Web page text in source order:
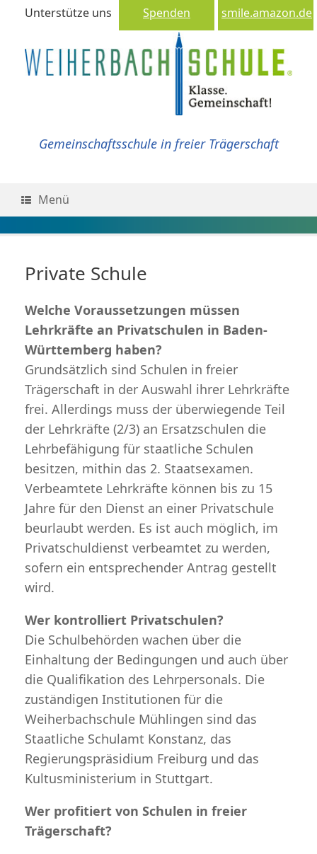
smile.amazon.de
Spenden
Unterstütze uns
Gemeinschaftsschule in freier Trägerschaft
Menü
Private Schule
Welche Voraussetzungen müssen
Lehrkräfte an Privatschulen in Baden-
Württemberg haben?
Grundsätzlich sind Schulen in freier
Trägerschaft in der Auswahl ihrer Lehrkräfte
frei. Allerdings muss der überwiegende Teil
der Lehrkräfte (2/3) an Ersatzschulen die
Lehrbefähigung für staatliche Schulen
besitzen, mithin das 2. Staatsexamen.
Verbeamtete Lehrkräfte können bis zu 15
Jahre für den Dienst an einer Privatschule
beurlaubt werden. Es ist auch möglich, im
Privatschuldienst verbeamtet zu werden,
sofern ein entsprechender Antrag gestellt
wird.
Wer kontrolliert Privatschulen?
Die Schulbehörden wachen über die
Einhaltung der Bedingungen und auch über
die Qualifikation des Lehrpersonals. Die
zuständigen Institutionen für die
Weiherbachschule Mühlingen sind das
Staatliche Schulamt Konstanz, das
Regierungspräsidium Freiburg und das
Kultusministerium in Stuttgart.
Wer profitiert von Schulen in freier
Trägerschaft?